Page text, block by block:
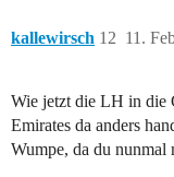
kallewirsch 11.
12
Wie jetzt die LH in die
Emirates da anders
Wumpe, da du nunmal